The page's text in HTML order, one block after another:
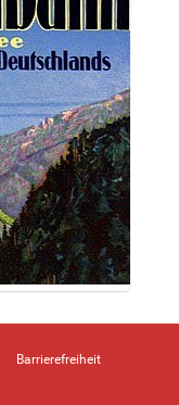
Barrierefreiheit